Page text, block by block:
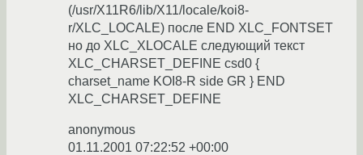
(/usr/X11R6/lib/X11/locale/koi8-
r/XLC_LOCALE) после END XLC_FONTSET
но до XLC_XLOCALE следующий текст
XLC_CHARSET_DEFINE csd0 {
charset_name KOI8-R side GR } END
XLC_CHARSET_DEFINE
anonymous
01.11.2001 07:22:52 +00:00